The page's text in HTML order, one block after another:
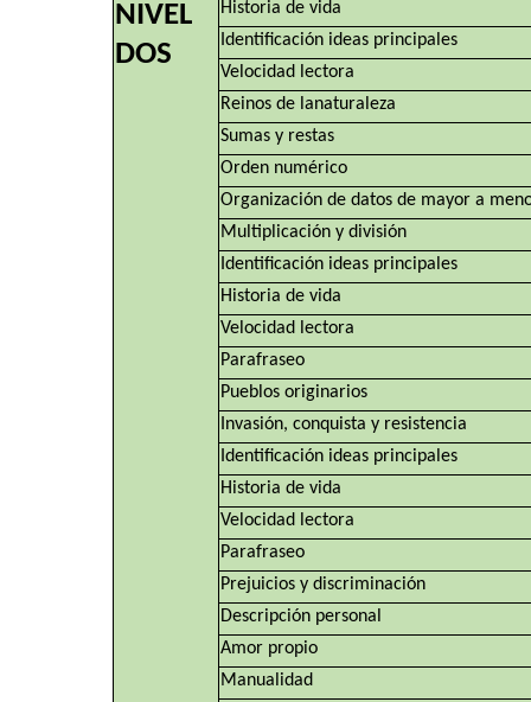
NIVEL
DOS
Historia de vida
Identificación ideas principales
Velocidad lectora
Reinos de lanaturaleza
Sumas y restas
Orden numérico
Organización de datos de mayor a
Multiplicación y división
Identificación ideas principales
Historia de vida
Velocidad lectora
Parafraseo
Pueblos originarios
Invasión, conquista y resistencia
Identificación ideas principales
Historia de vida
Velocidad lectora
Parafraseo
Prejuicios y discriminación
Descripción personal
Amor propio
Manualidad